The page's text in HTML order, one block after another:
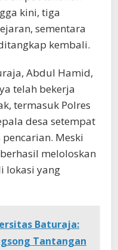
kini, tiga
sementara
kembali.
Abdul Hamid,
telah bekerja
termasuk Polres
desa setempat
Meski
meloloskan
lokasi yang
Baturaja:
Tantangan